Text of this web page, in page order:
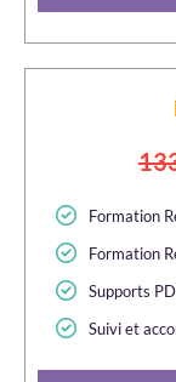
Formation
Formation
Supports
Suivi et